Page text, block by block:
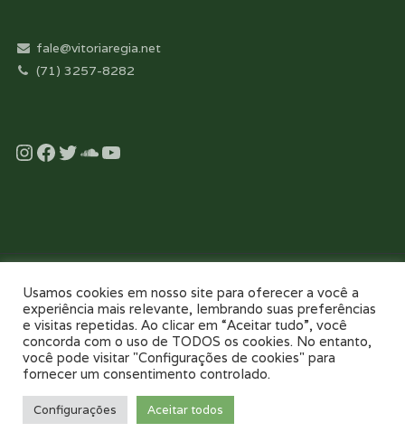
fale@vitoriaregia.net
(71) 3257-8282
Instagram
Facebook
Twitter
Soundcloud
YouTube
Desenvolvido com essência pela:
NOSSO COLÉGIO TOUR VIRTUAL 360
PAIS E FILHOS
CONTATO
Usamos cookies em nosso site para oferecer a você a
experiência mais relevante, lembrando suas preferências
e visitas repetidas. Ao clicar em “Aceitar tudo”, você
concorda com o uso de TODOS os cookies. No entanto,
você pode visitar "Configurações de cookies" para
fornecer um consentimento controlado.
Configurações Aceitar todos